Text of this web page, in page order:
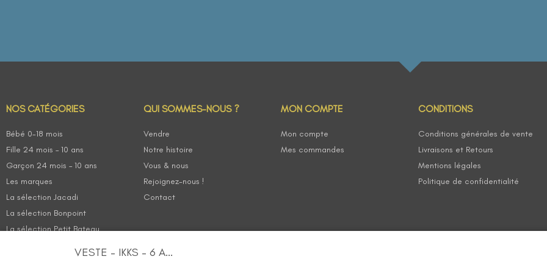
VESTE – IKKS – 6 A...
NOS CATÉGORIES
Bébé 0-18 mois
Fille 24 mois – 10 ans
Garçon 24 mois – 10 ans
Les marques
La sélection Jacadi
La sélection Bonpoint
La sélection Petit Bateau
QUI SOMMES-NOUS ?
Vendre
Notre histoire
Vous & nous
Rejoignez-nous !
Contact
MON COMPTE
Mon compte
Mes commandes
CONDITIONS
Conditions générales de vente
Livraisons et Retours
Mentions légales
Politique de confidentialité